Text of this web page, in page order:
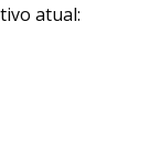
atual: